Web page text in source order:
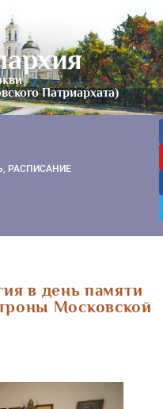
Патриархата)
РАСПИСАНИЕ
в день памяти
Московской